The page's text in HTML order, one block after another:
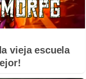
vieja escuela